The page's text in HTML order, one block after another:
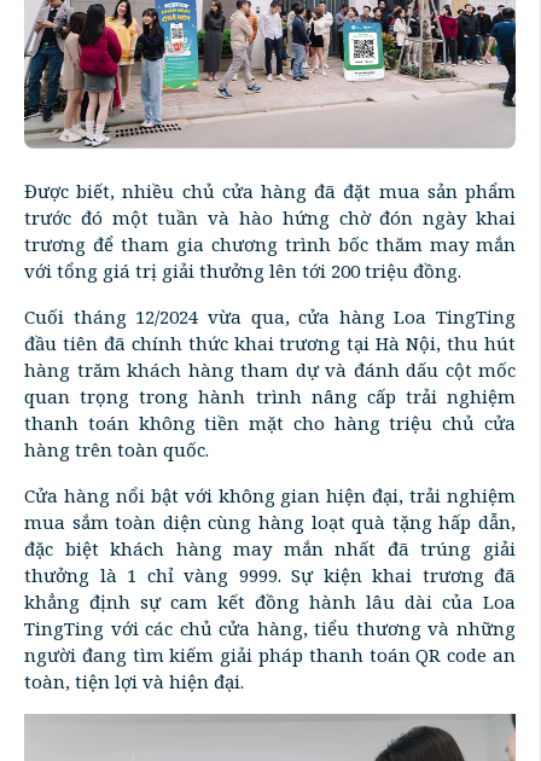
Được biết, nhiều chủ cửa hàng đã đặt mua sản phẩm
trước đó một tuần và hào hứng chờ đón ngày khai
trương để tham gia chương trình bốc thăm may mắn
với tổng giá trị giải thưởng lên tới 200 triệu đồng.
Cuối tháng 12/2024 vừa qua, cửa hàng Loa TingTing
đầu tiên đã chính thức khai trương tại Hà Nội, thu hút
hàng trăm khách hàng tham dự và đánh dấu cột mốc
quan trọng trong hành trình nâng cấp trải nghiệm
thanh toán không tiền mặt cho hàng triệu chủ cửa
hàng trên toàn quốc.
Cửa hàng nổi bật với không gian hiện đại, trải nghiệm
mua sắm toàn diện cùng hàng loạt quà tặng hấp dẫn,
đặc biệt khách hàng may mắn nhất đã trúng giải
thưởng là 1 chỉ vàng 9999. Sự kiện khai trương đã
khẳng định sự cam kết đồng hành lâu dài của Loa
TingTing với các chủ cửa hàng, tiểu thương và những
người đang tìm kiếm giải pháp thanh toán QR code an
toàn, tiện lợi và hiện đại.